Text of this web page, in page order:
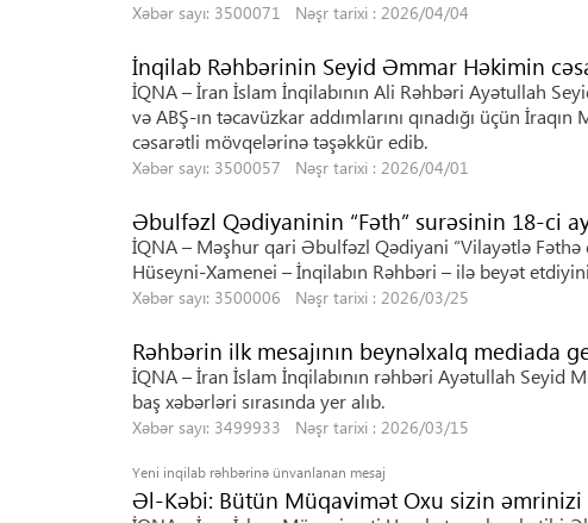
Xəbər sayı: 3500071 Nəşr tarixi : 2026/04/04
İnqilab Rəhbərinin Seyid Əmmar Həkimin
İQNA – İran İslam İnqilabının Ali Rəhbəri Ayətullah
və ABŞ-ın təcavüzkar addımlarını qınadığı üçün
cəsarətli mövqelərinə təşəkkür edib.
Xəbər sayı: 3500057 Nəşr tarixi : 2026/04/01
Əbulfəzl Qədiyaninin “Fəth” surəsinin 18-ci
İQNA – Məşhur qari Əbulfəzl Qədiyani “Vilayətlə
Hüseyni-Xamenei – İnqilabın Rəhbəri – ilə beyət
Xəbər sayı: 3500006 Nəşr tarixi : 2026/03/25
Rəhbərin ilk mesajının beynəlxalq mediada
İQNA – İran İslam İnqilabının rəhbəri Ayətullah Seyid
baş xəbərləri sırasında yer alıb.
Xəbər sayı: 3499933 Nəşr tarixi : 2026/03/15
Yeni inqilab rəhbərinə ünvanlanan mesaj
Əl-Kəbi: Bütün Müqavimət Oxu sizin